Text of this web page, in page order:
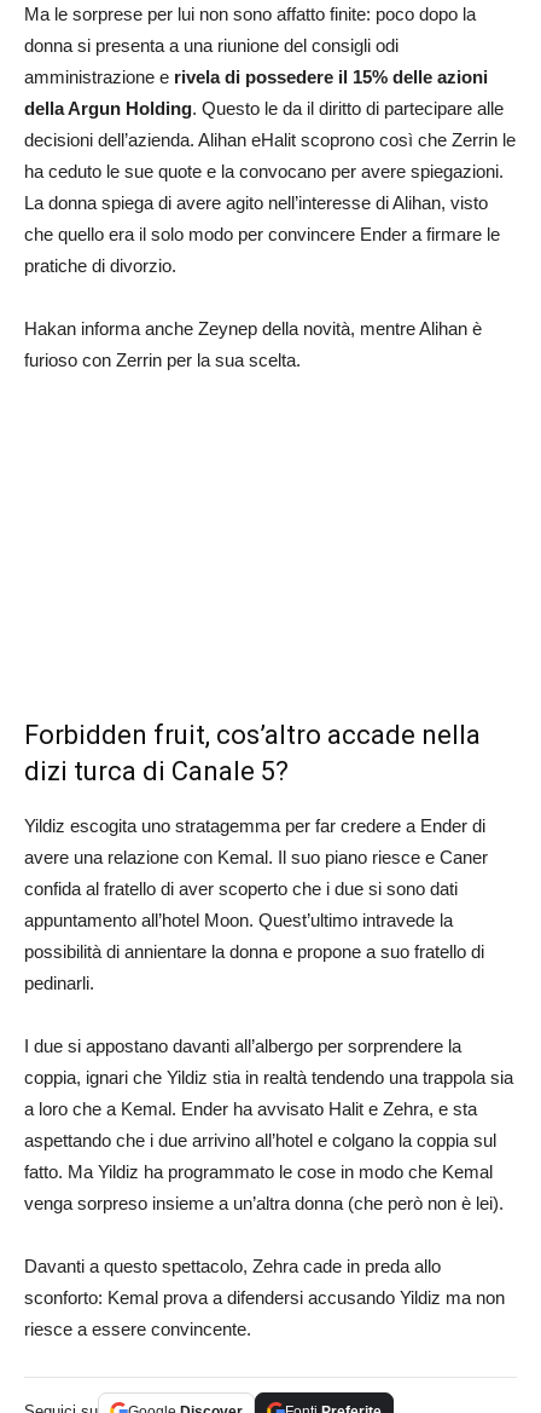
Ma le sorprese per lui non sono affatto finite: poco dopo la
donna si presenta a una riunione del consigli odi
amministrazione e rivela di possedere il 15% delle azioni
della Argun Holding. Questo le da il diritto di partecipare alle
decisioni dell’azienda. Alihan eHalit scoprono così che Zerrin le
ha ceduto le sue quote e la convocano per avere spiegazioni.
La donna spiega di avere agito nell’interesse di Alihan, visto
che quello era il solo modo per convincere Ender a firmare le
pratiche di divorzio.
Hakan informa anche Zeynep della novità, mentre Alihan è
furioso con Zerrin per la sua scelta.
Forbidden fruit, cos’altro accade nella
dizi turca di Canale 5?
Yildiz escogita uno stratagemma per far credere a Ender di
avere una relazione con Kemal. Il suo piano riesce e Caner
confida al fratello di aver scoperto che i due si sono dati
appuntamento all’hotel Moon. Quest’ultimo intravede la
possibilità di annientare la donna e propone a suo fratello di
pedinarli.
I due si appostano davanti all’albergo per sorprendere la
coppia, ignari che Yildiz stia in realtà tendendo una trappola sia
a loro che a Kemal. Ender ha avvisato Halit e Zehra, e sta
aspettando che i due arrivino all’hotel e colgano la coppia sul
fatto. Ma Yildiz ha programmato le cose in modo che Kemal
venga sorpreso insieme a un’altra donna (che però non è lei).
Davanti a questo spettacolo, Zehra cade in preda allo
sconforto: Kemal prova a difendersi accusando Yildiz ma non
riesce a essere convincente.